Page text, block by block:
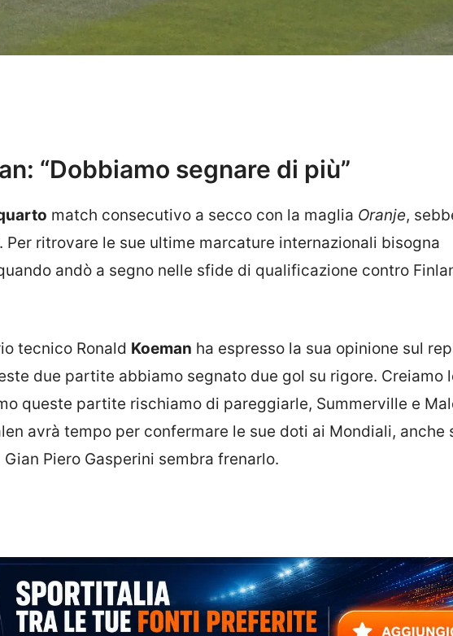
“Dobbiamo segnare di più”
match consecutivo a secco con la maglia Oranje,
ritrovare le sue ultime marcature internazionali bisogna
andò a segno nelle sfide di qualificazione contro
tecnico Ronald Koeman ha espresso la sua opinione sul
due partite abbiamo segnato due gol su rigore. Creiamo
queste partite rischiamo di pareggiarle, Summerville e
avrà tempo per confermare le sue doti ai Mondiali, anche
Piero Gasperini sembra frenarlo.